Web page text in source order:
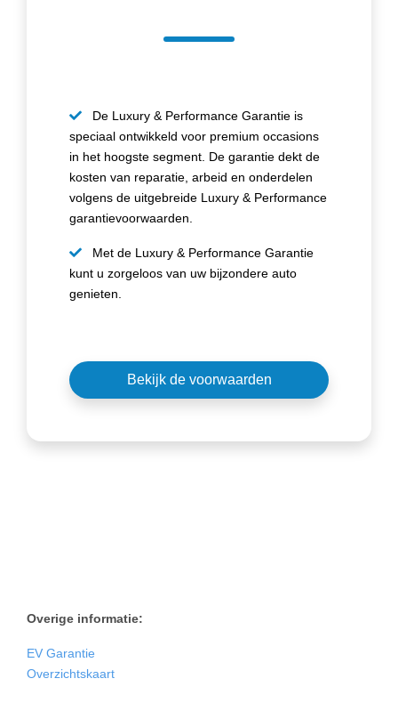
De Luxury & Performance Garantie is
speciaal ontwikkeld voor premium occasions
in het hoogste segment. De garantie dekt de
kosten van reparatie, arbeid en onderdelen
volgens de uitgebreide Luxury & Performance
garantievoorwaarden.
Met de Luxury & Performance Garantie
kunt u zorgeloos van uw bijzondere auto
genieten.
Bekijk de voorwaarden
Overige informatie:
EV Garantie
Overzichtskaart